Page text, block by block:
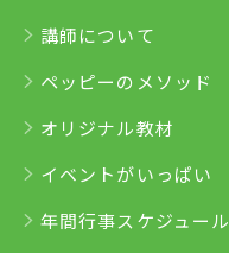
講師について
ペッピーのメソッド
オリジナル教材
イベントがいっぱい
年間行事スケジュール